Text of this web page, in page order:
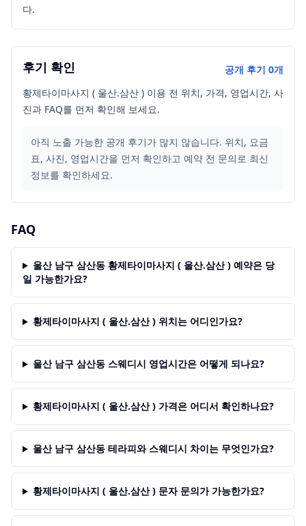
다.
후기 확인 공개 후기 0개
황제타이마사지 ( 울산.삼산 ) 이용 전 위치, 가격, 영업시간, 사
진과 FAQ를 먼저 확인해 보세요.
아직 노출 가능한 공개 후기가 많지 않습니다. 위치, 요금
표, 사진, 영업시간을 먼저 확인하고 예약 전 문의로 최신
정보를 확인하세요.
FAQ
울산 남구 삼산동 황제타이마사지 ( 울산.삼산 ) 예약은 당
일 가능한가요?
황제타이마사지 ( 울산.삼산 ) 위치는 어디인가요?
울산 남구 삼산동 스웨디시 영업시간은 어떻게 되나요?
황제타이마사지 ( 울산.삼산 ) 가격은 어디서 확인하나요?
울산 남구 삼산동 테라피와 스웨디시 차이는 무엇인가요?
황제타이마사지 ( 울산.삼산 ) 문자 문의가 가능한가요?